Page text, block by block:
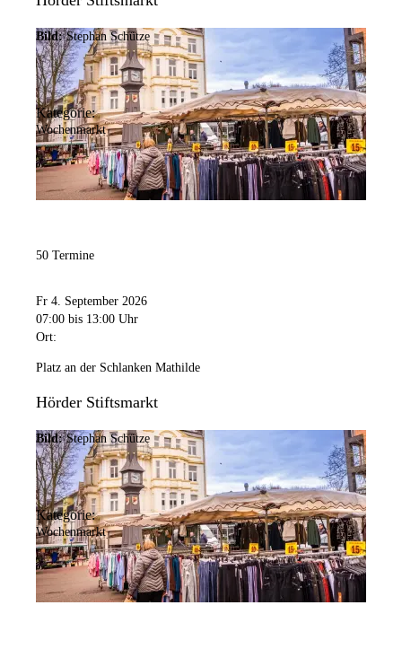
Bild: Stephan Schütze
Kategorie:
Wochenmarkt
50 Termine
Fr 4. September 2026
07:00 bis 13:00 Uhr
Ort:
Platz an der Schlanken Mathilde
Hörder Stiftsmarkt
Bild: Stephan Schütze
Kategorie:
Wochenmarkt